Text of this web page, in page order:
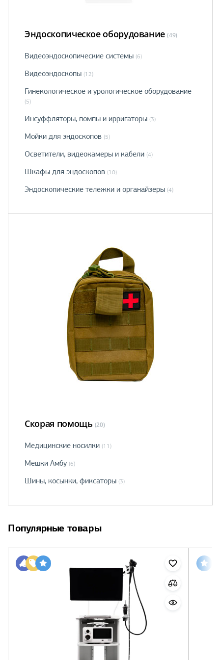
Эндоскопическое оборудование (49)
Видеоэндоскопические системы (6)
Видеоэндоскопы (12)
Гинекологическое и урологическое оборудование
(5)
Инсуффляторы, помпы и ирригаторы (3)
Мойки для эндоскопов (5)
Осветители, видеокамеры и кабели (4)
Шкафы для эндоскопов (10)
Эндоскопические тележки и органайзеры (4)
Скорая помощь (20)
Медицинские носилки (11)
Мешки Амбу (6)
Шины, косынки, фиксаторы (3)
Популярные товары